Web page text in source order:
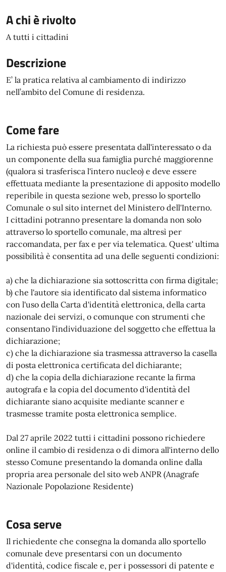
A chi è rivolto
A tutti i cittadini
Descrizione
E’ la pratica relativa al cambiamento di indirizzo
nell’ambito del Comune di residenza.
Come fare
La richiesta può essere presentata dall'interessato o da
un componente della sua famiglia purché maggiorenne
(qualora si trasferisca l'intero nucleo) e deve essere
effettuata mediante la presentazione di apposito modello
reperibile in questa sezione web, presso lo sportello
Comunale o sul sito internet del Ministero dell'Interno.
I cittadini potranno presentare la domanda non solo
attraverso lo sportello comunale, ma altresì per
raccomandata, per fax e per via telematica. Quest' ultima
possibilità è consentita ad una delle seguenti condizioni:
a) che la dichiarazione sia sottoscritta con firma digitale;
b) che l'autore sia identificato dal sistema informatico
con l'uso della Carta d'identità elettronica, della carta
nazionale dei servizi, o comunque con strumenti che
consentano l'individuazione del soggetto che effettua la
dichiarazione;
c) che la dichiarazione sia trasmessa attraverso la casella
di posta elettronica certificata del dichiarante;
d) che la copia della dichiarazione recante la firma
autografa e la copia del documento d'identità del
dichiarante siano acquisite mediante scanner e
trasmesse tramite posta elettronica semplice.
Dal 27 aprile 2022 tutti i cittadini possono richiedere
online il cambio di residenza o di dimora all'interno dello
stesso Comune presentando la domanda online dalla
propria area personale del sito web ANPR (Anagrafe
Nazionale Popolazione Residente)
Cosa serve
Il richiedente che consegna la domanda allo sportello
comunale deve presentarsi con un documento
d'identità, codice fiscale e, per i possessori di patente e